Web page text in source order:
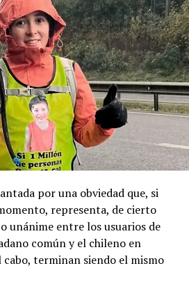
vínculos con sectores políticos
de derecha.
gravedad de los hechos, no se
públicas de su partido ni
justicia con esta posesión
importante”.
de Septiembre de 1883 se produjo
Estrecho de Magallanes, donde
y 23 tripulantes a bordo de la
de la Armada tomaron posesión
donde izaron la bandera
territorio como parte de Chile.
por una obviedad que, si
representa, de cierto
unánime entre los usuarios de
común y el chileno en
terminan siendo el mismo